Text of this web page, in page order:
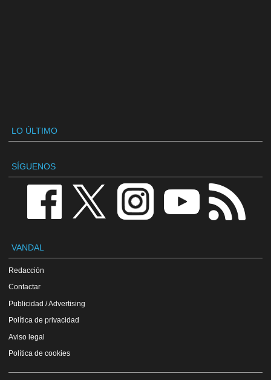
LO ÚLTIMO
SÍGUENOS
VANDAL
Redacción
Contactar
Publicidad / Advertising
Política de privacidad
Aviso legal
Política de cookies